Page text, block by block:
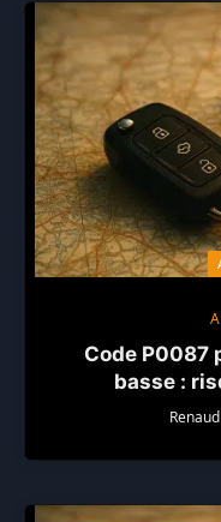
Code P0087
basse :
Renaud